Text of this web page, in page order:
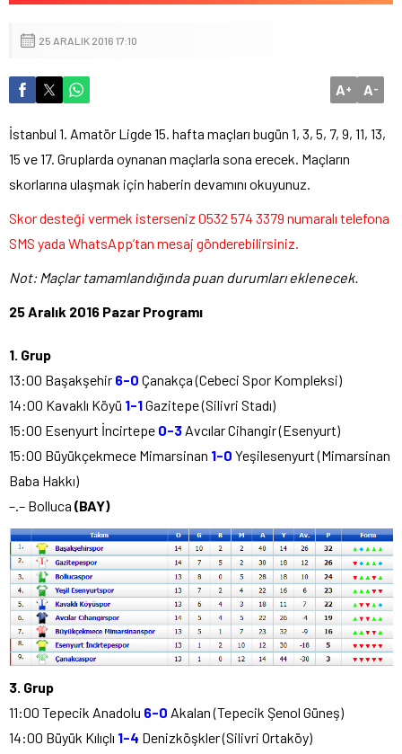
25 ARALIK 2016 17:10
A+ A-
İstanbul 1. Amatör Ligde 15. hafta maçları bugün 1, 3, 5, 7, 9, 11, 13,
15 ve 17. Gruplarda oynanan maçlarla sona erecek. Maçların
skorlarına ulaşmak için haberin devamını okuyunuz.
Skor desteği vermek isterseniz 0532 574 3379 numaralı telefona
SMS yada WhatsApp’tan mesaj gönderebilirsiniz.
Not: Maçlar tamamlandığında puan durumları eklenecek.
25 Aralık 2016 Pazar Programı
1. Grup
13:00 Başakşehir 6-0 Çanakça (Cebeci Spor Kompleksi)
14:00 Kavaklı Köyü 1-1Gazitepe (Silivri Stadı)
15:00 Esenyurt İncirtepe 0-3 Avcılar Cihangir (Esenyurt)
15:00 Büyükçekmece Mimarsinan 1-0 Yeşilesenyurt (Mimarsinan
Baba Hakkı)
–.– Bolluca (BAY)
3. Grup
11:00 Tepecik Anadolu 6-0 Akalan (Tepecik Şenol Güneş)
14:00 Büyük Kılıçlı 1-4 Denizköşkler (Silivri Ortaköy)